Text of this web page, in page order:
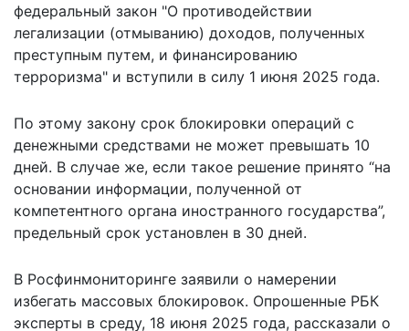
федеральный закон "О противодействии
легализации (отмыванию) доходов, полученных
преступным путем, и финансированию
терроризма" и вступили в силу 1 июня 2025 года.
По этому закону срок блокировки операций с
денежными средствами не может превышать 10
дней. В случае же, если такое решение принято “на
основании информации, полученной от
компетентного органа иностранного государства”,
предельный срок установлен в 30 дней.
В Росфинмониторинге заявили о намерении
избегать массовых блокировок. Опрошенные РБК
эксперты в среду, 18 июня 2025 года, рассказали о